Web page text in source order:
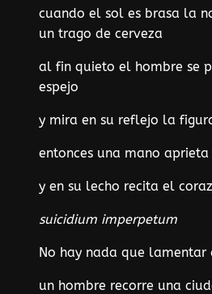
cuando el sol es brasa la
un trago de cerveza
al fin quieto el hombre se
espejo
y mira en su reflejo la
entonces una mano
y en su lecho recita el
suicidium imperpetum
No hay nada que lamentar
un hombre recorre una